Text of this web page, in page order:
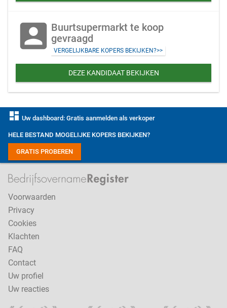
account_box Buurtsupermarkt te koop
gevraagd
VERGELIJKBARE KOPERS BEKIJKEN?>>
DEZE KANDIDAAT BEKIJKEN
dashboard Uw dashboard: Gratis aanmelden als verkoper
HELE BESTAND MOGELIJKE KOPERS BEKIJKEN?
GRATIS PROBEREN
Voorwaarden
Privacy
Cookies
Klachten
FAQ
Contact
Uw profiel
Uw reacties